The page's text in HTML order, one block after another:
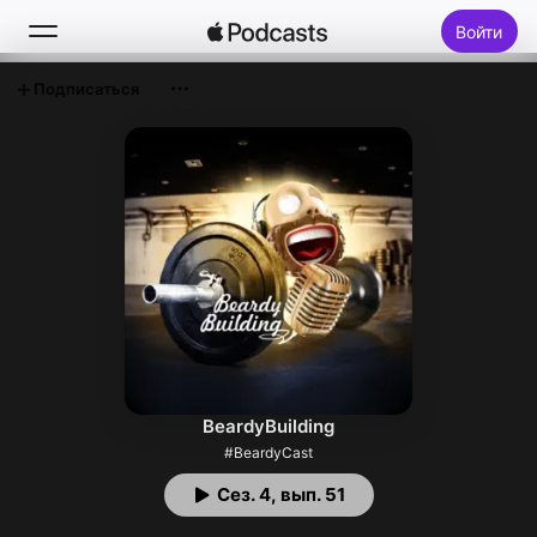
Войти
Топ-чарты
BeardyBuilding
#BeardyCast
Сез. 4, вып. 51